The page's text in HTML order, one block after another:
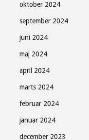
oktober 2024
september 2024
juni 2024
maj 2024
april 2024
marts 2024
februar 2024
januar 2024
december 2023